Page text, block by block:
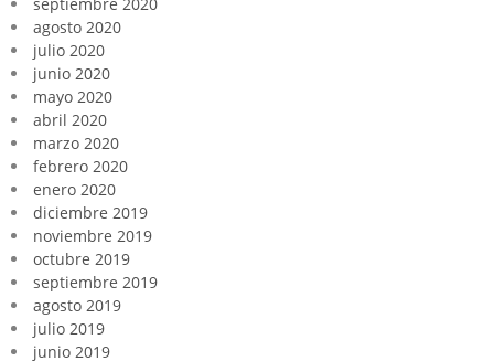
septiembre 2020
agosto 2020
julio 2020
junio 2020
mayo 2020
abril 2020
marzo 2020
febrero 2020
enero 2020
diciembre 2019
noviembre 2019
octubre 2019
septiembre 2019
agosto 2019
julio 2019
junio 2019